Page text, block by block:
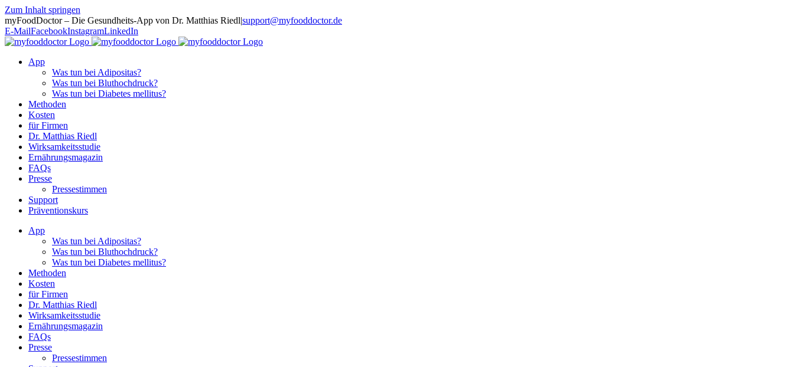
Zum Inhalt springen
myFoodDoctor – Die Gesundheits-App von Dr. Matthias Riedl|support@myfooddoctor.de
E-MailFacebookInstagramLinkedIn
App
Was tun bei Adipositas?
Was tun bei Bluthochdruck?
Was tun bei Diabetes mellitus?
Methoden
Kosten
für Firmen
Dr. Matthias Riedl
Wirksamkeitsstudie
Ernährungsmagazin
FAQs
Presse
Pressestimmen
Support
Präventionskurs
App
Was tun bei Adipositas?
Was tun bei Bluthochdruck?
Was tun bei Diabetes mellitus?
Methoden
Kosten
für Firmen
Dr. Matthias Riedl
Wirksamkeitsstudie
Ernährungsmagazin
FAQs
Presse
Pressestimmen